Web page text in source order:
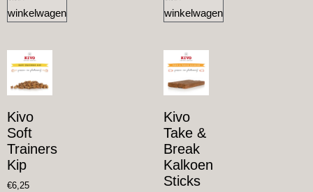
winkelwagen
winkelwagen
Kivo
Soft
Trainers
Kip
€6,25
Kivo
Take &
Break
Kalkoen
Sticks